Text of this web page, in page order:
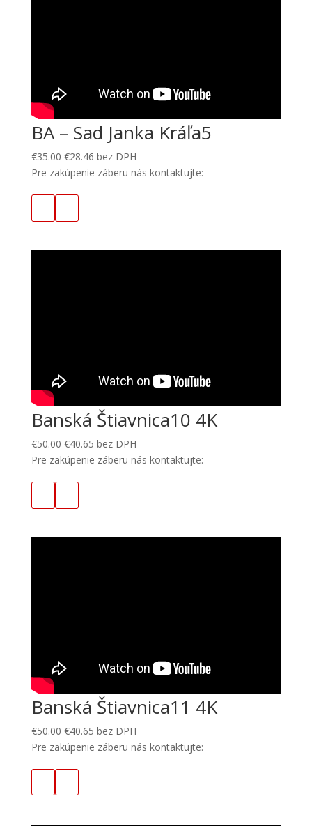
BA – Sad Janka Kráľa5
€35.00 €28.46 bez DPH
Pre zakúpenie záberu nás kontaktujte:
Banská Štiavnica10 4K
€50.00 €40.65 bez DPH
Pre zakúpenie záberu nás kontaktujte:
Banská Štiavnica11 4K
€50.00 €40.65 bez DPH
Pre zakúpenie záberu nás kontaktujte: